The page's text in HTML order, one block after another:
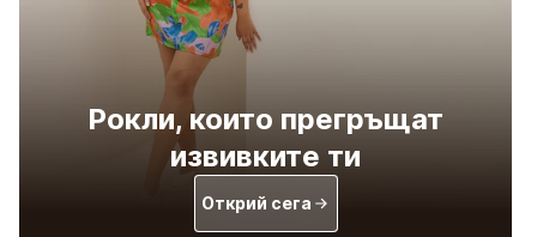
Рокли, които прегръщат
извивките ти
Открий сега